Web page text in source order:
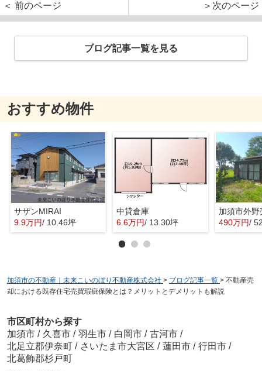
＜ 前のページ
＞次のページ
ブログ記事一覧を見る
おすすめ物件
サザンMIRAI
9.9万円/ 10.46坪
中貸倉庫
6.6万円/ 13.30坪
加須市外野
490万円/
加須市の不動産｜未来こいのぼり不動産株式会社 > ブログ記事一覧 > 不動産売
却における既存住宅売買瑕疵保険とは？メリットとデメリットも解説
市区町村から探す
加須市 / 久喜市 / 羽生市 / 白岡市 / 古河市 /
北足立郡伊奈町 / さいたま市大宮区 / 蓮田市 / 行田市 /
北葛飾郡杉戸町